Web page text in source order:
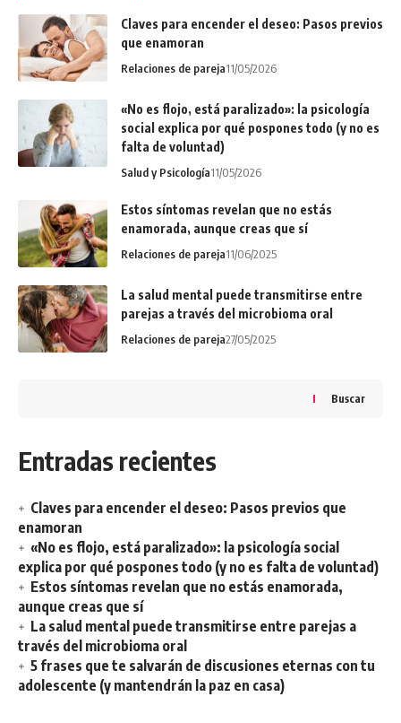
Claves para encender el deseo: Pasos previos
que enamoran
Relaciones de pareja11/05/2026
«No es flojo, está paralizado»: la psicología
social explica por qué pospones todo (y no es
falta de voluntad)
Salud y Psicología11/05/2026
Estos síntomas revelan que no estás
enamorada, aunque creas que sí
Relaciones de pareja11/06/2025
La salud mental puede transmitirse entre
parejas a través del microbioma oral
Relaciones de pareja27/05/2025
Buscar
Entradas recientes
Claves para encender el deseo: Pasos previos que
enamoran
«No es flojo, está paralizado»: la psicología social
explica por qué pospones todo (y no es falta de voluntad)
Estos síntomas revelan que no estás enamorada,
aunque creas que sí
La salud mental puede transmitirse entre parejas a
través del microbioma oral
5 frases que te salvarán de discusiones eternas con tu
adolescente (y mantendrán la paz en casa)